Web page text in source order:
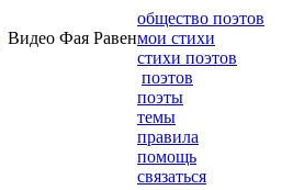
Видео Фая Равен
общество поэтов
мои стихи
стихи поэтов
поэтов
поэты
темы
правила
помощь
связаться